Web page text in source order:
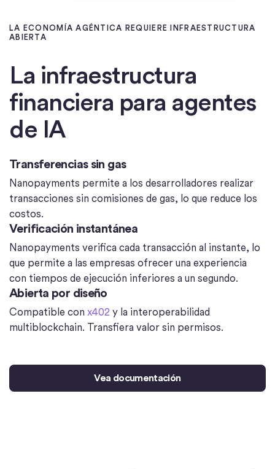
LA ECONOMÍA AGÉNTICA REQUIERE INFRAESTRUCTURA
ABIERTA
La infraestructura
financiera para agentes
de IA
Transferencias sin gas
Nanopayments permite a los desarrolladores realizar
transacciones sin comisiones de gas, lo que reduce los
costos.
Verificación instantánea
Nanopayments verifica cada transacción al instante, lo
que permite a las empresas ofrecer una experiencia
con tiempos de ejecución inferiores a un segundo.
Abierta por diseño
Compatible con x402 y la interoperabilidad
multiblockchain. Transfiera valor sin permisos.
Vea documentación